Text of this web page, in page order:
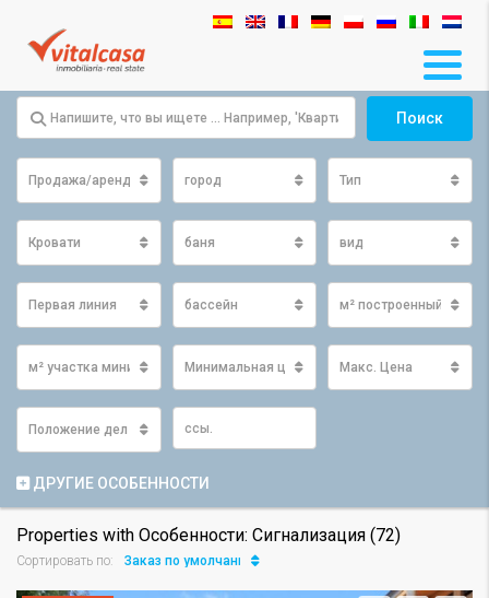
Поиск
Продажа/аренда город Тип
Кровати баня вид
Первая линия бассейн м² построенный
м² участка минимум Минимальная цена Макс. Цена
Положение дел
ДРУГИЕ ОСОБЕННОСТИ
Properties with Особенности: Сигнализация (72)
Сортировать по: Заказ по умолчанию